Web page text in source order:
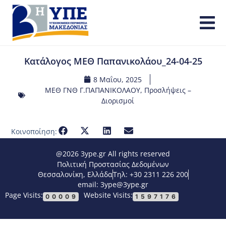
Κατάλογος ΜΕΘ Παπανικολάου_24-04-25
8 Μαΐου, 2025
ΜΕΘ ΓΝΘ Γ.ΠΑΠΑΝΙΚΟΛΑΟΥ, Προσλήψεις –
Διορισμοί
Κοινοποίηση:
@2026 3ype.gr All rights reserved
Πολιτική Προστασίας Δεδομένων
Θεσσαλονίκη, ΕλλάδαΤηλ: +30 2311 226 200
email: 3ype@3ype.gr
Page Visits: 00009 Website Visits: 1597176